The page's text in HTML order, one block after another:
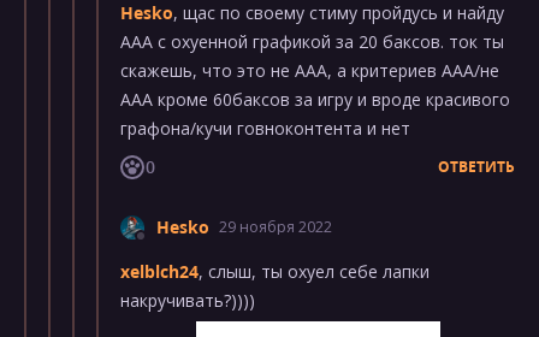
Hesko, щас по своему стиму пройдусь и найду
ААА с охуенной графикой за 20 баксов. ток ты
скажешь, что это не ААА, а критериев ААА/не
ААА кроме 60баксов за игру и вроде красивого
графона/кучи говноконтента и нет
0
ОТВЕТИТЬ
Hesko 29 ноября 2022
xelblch24, слыш, ты охуел себе лапки
накручивать?))))